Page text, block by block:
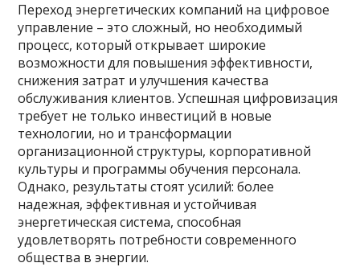
Переход энергетических компаний на цифровое
управление – это сложный, но необходимый
процесс, который открывает широкие
возможности для повышения эффективности,
снижения затрат и улучшения качества
обслуживания клиентов. Успешная цифровизация
требует не только инвестиций в новые
технологии, но и трансформации
организационной структуры, корпоративной
культуры и программы обучения персонала.
Однако, результаты стоят усилий: более
надежная, эффективная и устойчивая
энергетическая система, способная
удовлетворять потребности современного
общества в энергии.